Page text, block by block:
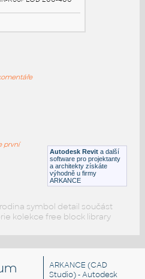
In-Roof LOD 200-400
Autodesk Revit a další
software pro projektanty
a architekty získáte
výhodně u firmy
ARKANCE
první
symbol detail součást
kolekce free block library
ARKANCE (CAD
Studio) - Autodesk